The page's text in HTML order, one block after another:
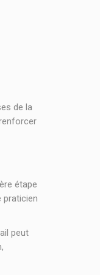
de la
étape
praticien
peut